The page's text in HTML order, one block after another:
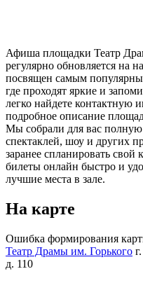
Афиша площадки Театр
регулярно обновляется на
посвящен самым
где проходят яркие и
легко найдете контактную
подробное описание
Мы собрали для вас
спектаклей, шоу и других
заранее спланировать
билеты онлайн быстро и
лучшие места в зале.
На карте
Ошибка формирования
Театр Драмы им. Горького
д. 110